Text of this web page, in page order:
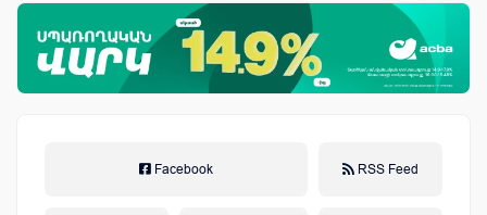
Facebook RSS Feed